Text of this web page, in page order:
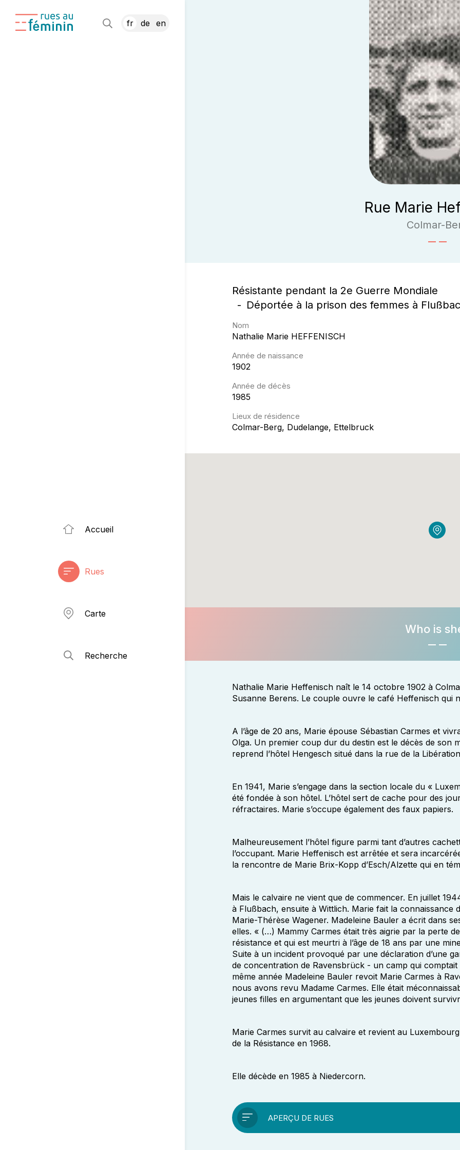
fr de en
Accueil
Rues
Carte
Recherche
Rue Marie
Colmar-
Résistante pendant la 2e Guerre Mondiale
Déportée à la prison des femmes à
Nom
Nathalie Marie HEFFENISCH
Année de naissance
1902
Année de décès
1985
Lieux de résidence
Colmar-Berg, Dudelange, Ettelbruck
Who is
Nathalie Marie Heffenisch naît le 14 octobre 1902 à
Susanne Berens. Le couple ouvre le café Heffenisch qui
A l’âge de 20 ans, Marie épouse Sébastian Carmes et
Olga. Un premier coup dur du destin est le décès de son
reprend l’hôtel Hengesch situé dans la rue de la
En 1941, Marie s’engage dans la section locale du «
été fondée à son hôtel. L’hôtel sert de cache pour des
réfractaires. Marie s’occupe également des faux papiers.
Malheureusement l’hôtel figure parmi tant d’autres
l’occupant. Marie Heffenisch est arrêtée et sera
la rencontre de Marie Brix-Kopp d’Esch/Alzette qui en
Mais le calvaire ne vient que de commencer. En juillet
à Flußbach, ensuite à Wittlich. Marie fait la connaissance
Marie-Thérèse Wagener. Madeleine Bauler a écrit dans
elles. « (…) Mammy Carmes était très aigrie par la perte
résistance et qui est meurtri à l’âge de 18 ans par une
Suite à un incident provoqué par une déclaration d’une
de concentration de Ravensbrück - un camp qui
même année Madeleine Bauler revoit Marie Carmes à
nous avons revu Madame Carmes. Elle était
jeunes filles en argumentant que les jeunes doivent
Marie Carmes survit au calvaire et revient au
de la Résistance en 1968.
Elle décède en 1985 à Niedercorn.
APERÇU DE RUES